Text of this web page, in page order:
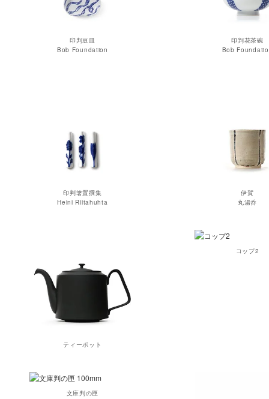
印判豆皿
Bob Foundation
印判花茶碗
Bob
印判箸置撰集
Heini Riitahuhta
伊賀
丸湯呑
ティーポット
コップ2
文庫判の匣